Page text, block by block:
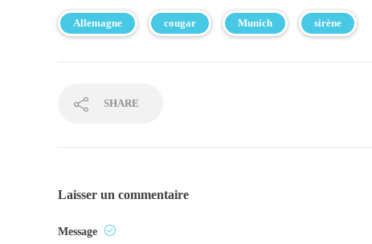
Allemagne cougar Munich sirène
SHARE
Laisser un commentaire
Message